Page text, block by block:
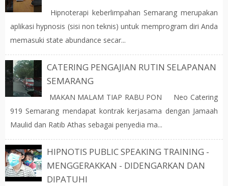
Hipnoterapi keberlimpahan Semarang merupakan
aplikasi hypnosis (sisi non teknis) untuk memprogram diri Anda
memasuki state abundance secar...
CATERING PENGAJIAN RUTIN SELAPANAN
SEMARANG
MAKAN MALAM TIAP RABU PON Neo Catering
919 Semarang mendapat kontrak kerjasama dengan Jamaah
Maulid dan Ratib Athas sebagai penyedia ma...
HIPNOTIS PUBLIC SPEAKING TRAINING -
MENGGERAKKAN - DIDENGARKAN DAN
DIPATUHI